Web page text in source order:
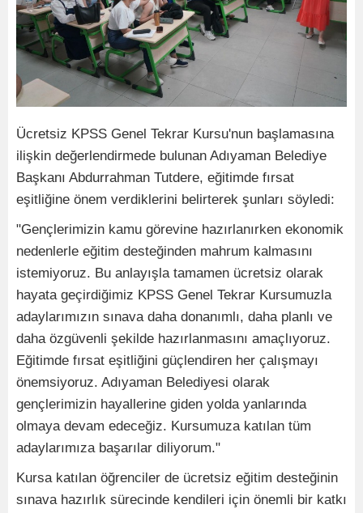
Ücretsiz KPSS Genel Tekrar Kursu'nun başlamasına
ilişkin değerlendirmede bulunan Adıyaman Belediye
Başkanı Abdurrahman Tutdere, eğitimde fırsat
eşitliğine önem verdiklerini belirterek şunları söyledi:
"Gençlerimizin kamu görevine hazırlanırken ekonomik
nedenlerle eğitim desteğinden mahrum kalmasını
istemiyoruz. Bu anlayışla tamamen ücretsiz olarak
hayata geçirdiğimiz KPSS Genel Tekrar Kursumuzla
adaylarımızın sınava daha donanımlı, daha planlı ve
daha özgüvenli şekilde hazırlanmasını amaçlıyoruz.
Eğitimde fırsat eşitliğini güçlendiren her çalışmayı
önemsiyoruz. Adıyaman Belediyesi olarak
gençlerimizin hayallerine giden yolda yanlarında
olmaya devam edeceğiz. Kursumuza katılan tüm
adaylarımıza başarılar diliyorum."
Kursa katılan öğrenciler de ücretsiz eğitim desteğinin
sınava hazırlık sürecinde kendileri için önemli bir katkı